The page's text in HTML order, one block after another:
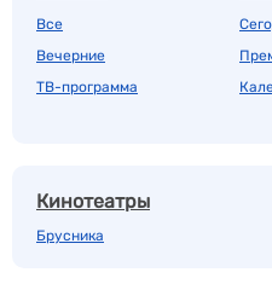
Все
Вечерние
ТВ-программа
Кинотеатры
Брусника